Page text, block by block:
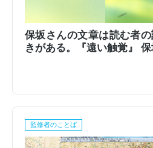
保坂さんの文章は読む者
きがある。『遠い触覚』
監修者のことば